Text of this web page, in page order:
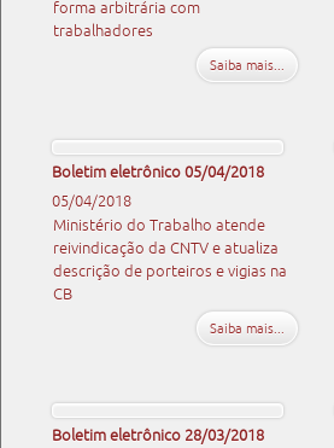
forma arbitrária com
trabalhadores
Saiba mais...
Boletim eletrônico 05/04/2018
05/04/2018
Ministério do Trabalho atende
reivindicação da CNTV e atualiza
descrição de porteiros e vigias na
CB
Saiba mais...
Boletim eletrônico 28/03/2018